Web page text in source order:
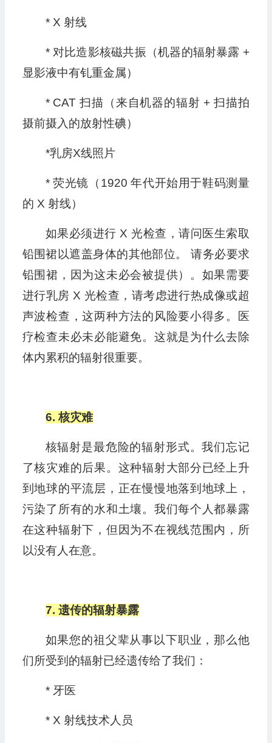
* X 射线
* 对比造影核磁共振（机器的辐射暴露 +
显影液中有钆重金属）
* CAT 扫描（来自机器的辐射 + 扫描拍
摄前摄入的放射性碘）
*乳房X线照片
* 荧光镜（1920 年代开始用于鞋码测量
的 X 射线）
如果必须进行 X 光检查，请问医生索取
铅围裙以遮盖身体的其他部位。 请务必要求
铅围裙，因为这未必会被提供）。如果需要
进行乳房 X 光检查，请考虑进行热成像或超
声波检查，这两种方法的风险要小得多。医
疗检查未必未必能避免。这就是为什么去除
体内累积的辐射很重要。
6. 核灾难
核辐射是最危险的辐射形式。我们忘记
了核灾难的后果。这种辐射大部分已经上升
到地球的平流层，正在慢慢地落到地球上，
污染了所有的水和土壤。我们每个人都暴露
在这种辐射下，但因为不在视线范围内，所
以没有人在意。
7. 遗传的辐射暴露
如果您的祖父辈从事以下职业，那么他
们所受到的辐射已经遗传给了我们：
* 牙医
* X 射线技术人员